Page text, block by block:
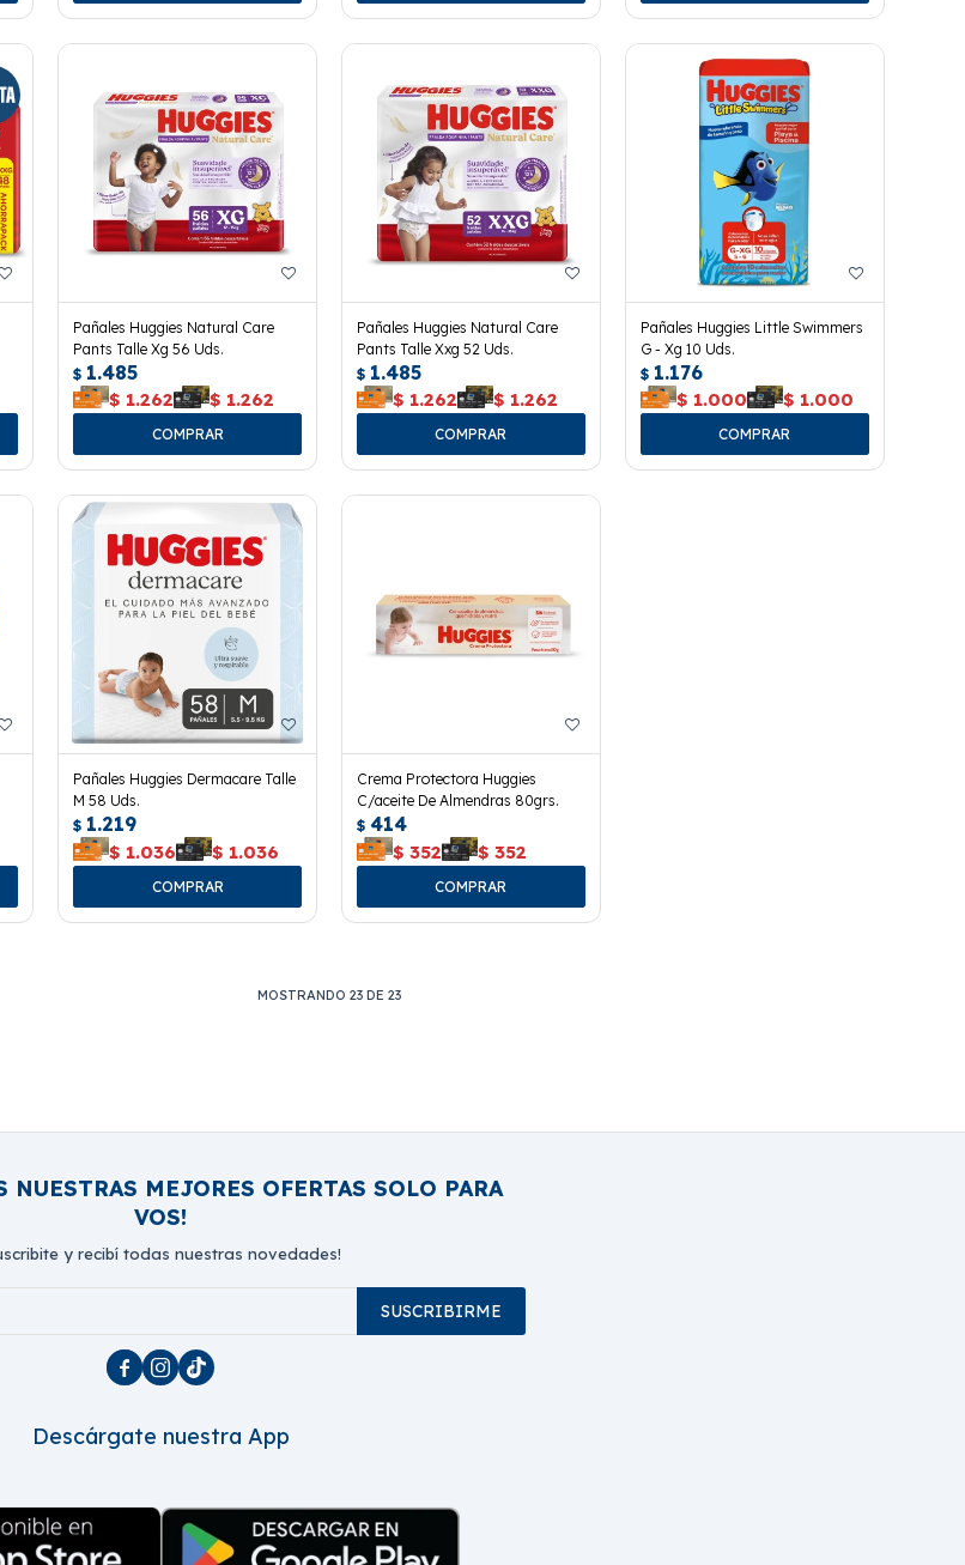
Pañales Huggies Natural Care
Pants Talle Xg 56 Uds.
$ 1.485
$ 1.262 $ 1.262
Pañales Huggies Natural Care
Pants Talle Xxg 52 Uds.
$ 1.485
$ 1.262 $ 1.262
Pañales Huggies Little Swimmers
G - Xg 10 Uds.
$ 1.176
$ 1.000 $ 1.000
Pañales Huggies Dermacare Talle
M 58 Uds.
$ 1.219
$ 1.036 $ 1.036
Crema Protectora Huggies
C/aceite De Almendras 80grs.
$ 414
$ 352 $ 352
MOSTRANDO 23DE 23
NUESTRAS MEJORES OFERTAS SOLO PARA
VOS!
y recibí todas nuestras novedades!
SUSCRIBIRME
  
Descárgate nuestra App